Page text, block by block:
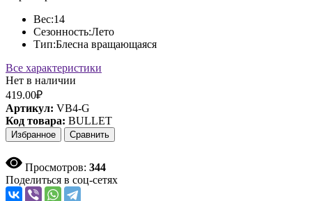
Вес:14
Сезонность:Лето
Тип:Блесна вращающаяся
Все характеристики
Нет в наличии
419.00₽
Артикул: VB4-G
Код товара: BULLET
Избранное Сравнить
Просмотров: 344
Поделиться в соц-сетях